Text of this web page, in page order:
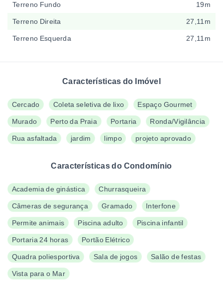
Características do Imóvel
Cercado Coleta seletiva de lixo Espaço Gourmet
Murado Perto da Praia Portaria Ronda/Vigilância
Rua asfaltada jardim limpo projeto aprovado
Características do Condomínio
Academia de ginástica Churrasqueira
Câmeras de segurança Gramado Interfone
Permite animais Piscina adulto Piscina infantil
Portaria 24 horas Portão Elétrico
Quadra poliesportiva Sala de jogos Salão de festas
Vista para o Mar
Terreno Fundo 19m
Terreno Direita 27,11m
Terreno Esquerda 27,11m